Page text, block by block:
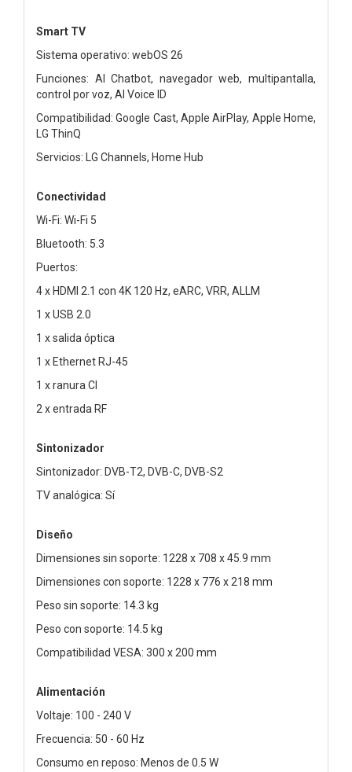
Smart TV
Sistema operativo: webOS 26
Funciones: AI Chatbot, navegador web, multipantalla,
control por voz, AI Voice ID
Compatibilidad: Google Cast, Apple AirPlay, Apple Home,
LG ThinQ
Servicios: LG Channels, Home Hub
Conectividad
Wi-Fi: Wi-Fi 5
Bluetooth: 5.3
Puertos:
4 x HDMI 2.1 con 4K 120 Hz, eARC, VRR, ALLM
1 x USB 2.0
1 x salida óptica
1 x Ethernet RJ-45
1 x ranura CI
2 x entrada RF
Sintonizador
Sintonizador: DVB-T2, DVB-C, DVB-S2
TV analógica: Sí
Diseño
Dimensiones sin soporte: 1228 x 708 x 45.9 mm
Dimensiones con soporte: 1228 x 776 x 218 mm
Peso sin soporte: 14.3 kg
Peso con soporte: 14.5 kg
Compatibilidad VESA: 300 x 200 mm
Alimentación
Voltaje: 100 - 240 V
Frecuencia: 50 - 60 Hz
Consumo en reposo: Menos de 0.5 W